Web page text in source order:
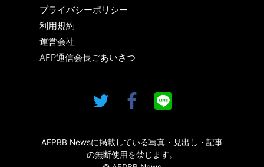
プライバシーポリシー
利用規約
運営会社
AFP通信会長ごあいさつ
AFPBB Newsに掲載している写真・見出し・記事
の無断使用を禁じます。